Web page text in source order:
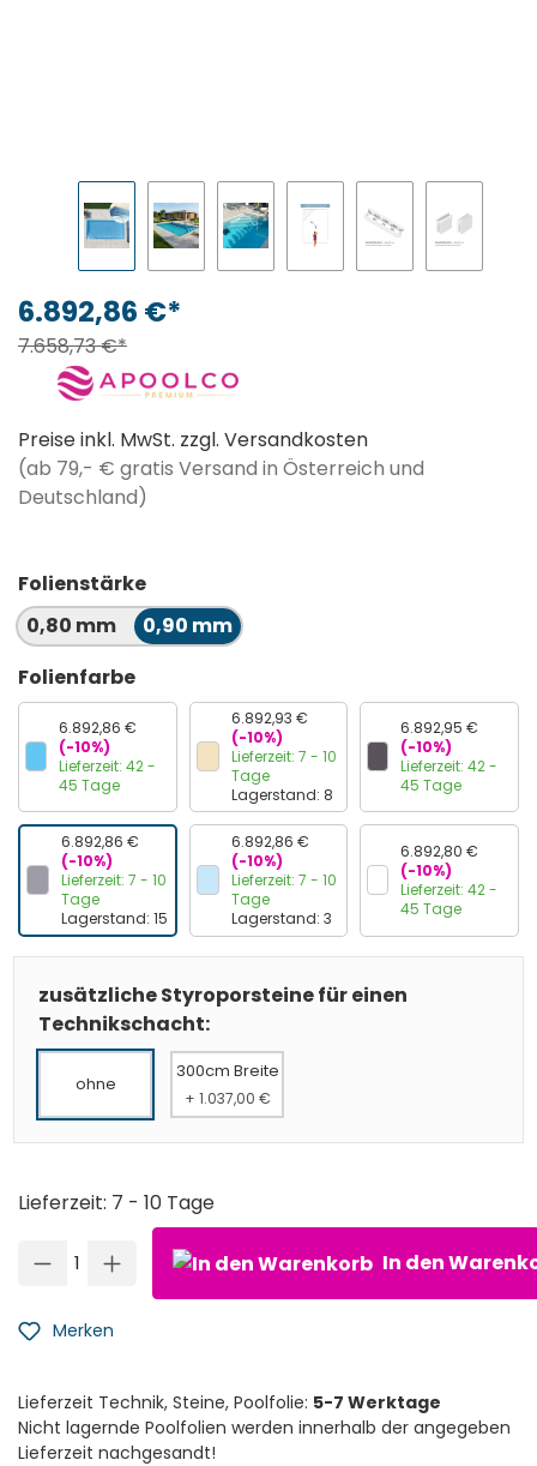
6.892,86 €*
7.658,73 €*
Preise inkl. MwSt. zzgl. Versandkosten
(ab 79,- € gratis Versand in Österreich und
Deutschland)
Folienstärke
0,80 mm
0,90 mm
Folienfarbe
6.892,86 €
(-10%)
Lieferzeit: 42 -
45 Tage
6.892,93 €
(-10%)
Lieferzeit: 7 - 10
Tage
Lagerstand: 8
6.892,95 €
(-10%)
Lieferzeit: 42 -
45 Tage
6.892,86 €
(-10%)
Lieferzeit: 7 - 10
Tage
Lagerstand: 15
6.892,86 €
(-10%)
Lieferzeit: 7 - 10
Tage
Lagerstand: 3
6.892,80 €
(-10%)
Lieferzeit: 42 -
45 Tage
zusätzliche Styroporsteine für einen
Technikschacht:
ohne
300cm Breite
+ 1.037,00 €
Lieferzeit: 7 - 10 Tage
Produkt Anzahl: Gib den gewünschten Wert ein oder
In den
Merken
Lieferzeit Technik, Steine, Poolfolie: 5-7 Werktage
Nicht lagernde Poolfolien werden innerhalb der angegeben
Lieferzeit nachgesandt!